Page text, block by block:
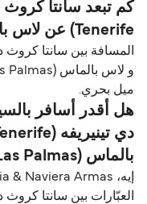
Tenerife) عن لاس بالماس (Las Palmas)؟
ميل بحري.
هل أقدر أسافر
بالماس (Las Palmas)؟